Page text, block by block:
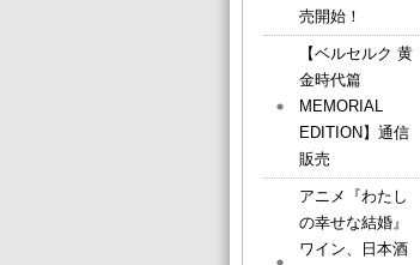
売開始！
【ベルセルク 黄
金時代篇
MEMORIAL
EDITION】通信
販売
アニメ『わたし
の幸せな結婚』
ワイン、日本酒